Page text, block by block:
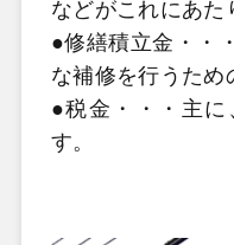
などがこれにあた
●修繕積立金・・
な補修を行うため
●税金・・・主に
す。